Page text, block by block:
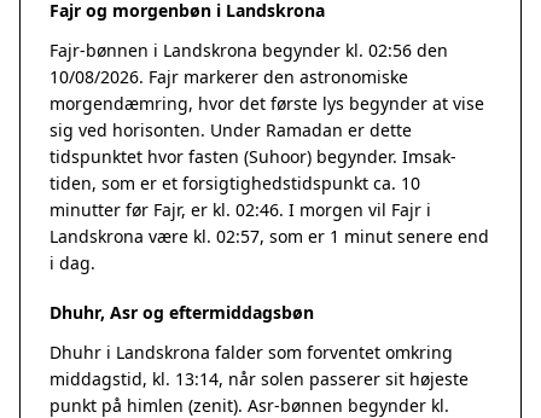
Fajr og morgenbøn i Landskrona
Fajr-bønnen i Landskrona begynder kl. 02:56 den
10/08/2026. Fajr markerer den astronomiske
morgendæmring, hvor det første lys begynder at vise
sig ved horisonten. Under Ramadan er dette
tidspunktet hvor fasten (Suhoor) begynder. Imsak-
tiden, som er et forsigtighedstidspunkt ca. 10
minutter før Fajr, er kl. 02:46. I morgen vil Fajr i
Landskrona være kl. 02:57, som er 1 minut senere end
i dag.
Dhuhr, Asr og eftermiddagsbøn
Dhuhr i Landskrona falder som forventet omkring
middagstid, kl. 13:14, når solen passerer sit højeste
punkt på himlen (zenit). Asr-bønnen begynder kl.